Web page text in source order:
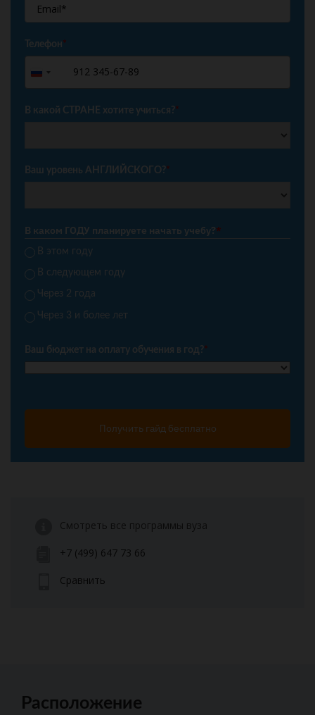
Телефон*
Russia
+7
В какой СТРАНЕ хотите учиться?*
Ваш уровень АНГЛИЙСКОГО?*
В каком ГОДУ планируете начать учебу?*
В этом году
В следующем году
Через 2 года
Через 3 и более лет
Ваш бюджет на оплату обучения в год?*
Получить гайд бесплатно
Смотреть все программы вуза
+7 (499) 647 73 66
Сравнить
Расположение